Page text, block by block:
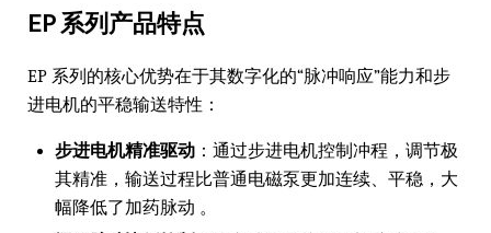
EP 系列产品特点
EP 系列的核心优势在于其数字化的“脉冲响应”能力和步
进电机的平稳输送特性：
步进电机精准驱动 ：通过步进电机控制冲程，调节极
其精准，输送过程比普通电磁泵更加连续、平稳，大
幅降低了加药脉动 。